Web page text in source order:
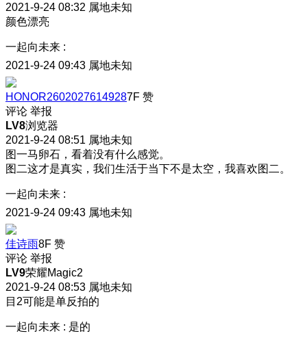
2021-9-24 08:32 属地未知
颜色漂亮
一起向未来 :
2021-9-24 09:43 属地未知
HONOR26020276149287F 赞
评论 举报
LV8浏览器
2021-9-24 08:51 属地未知
图一马卵石，看着没有什么感觉。
图二这才是真实，我们生活于当下不是太空，我喜欢图二。
一起向未来 :
2021-9-24 09:43 属地未知
佳诗雨8F 赞
评论 举报
LV9荣耀Magic2
2021-9-24 08:53 属地未知
目2可能是单反拍的
一起向未来 : 是的